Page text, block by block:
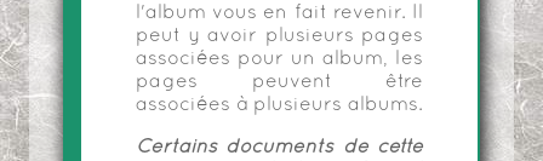
l'album vous en fait revenir. Il
peut y avoir plusieurs pages
associées pour un album, les
pages peuvent être
associées à plusieurs albums.
Certains documents de cette